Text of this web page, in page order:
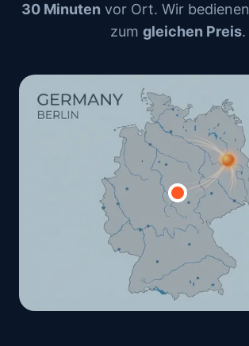
30 Minuten vor Ort. Wir bedienen
zum gleichen Preis.